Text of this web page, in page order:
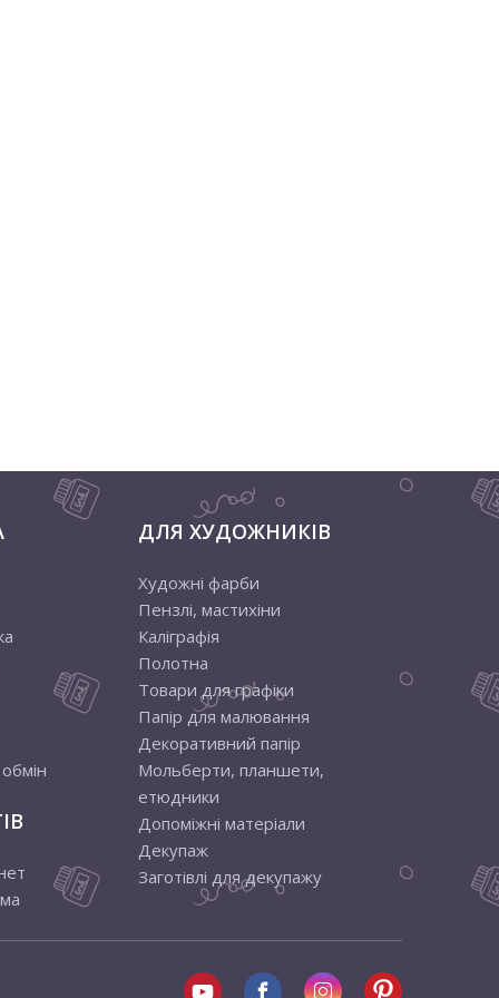
ДЛЯ ХУДОЖНИКІВ
Художні фарби
Пензлі, мастихіни
Каліграфія
Полотна
Товари для графіки
Папір для малювання
Декоративний папір
Мольберти, планшети,
етюдники
Допоміжні матеріали
Декупаж
Заготівлі для декупажу